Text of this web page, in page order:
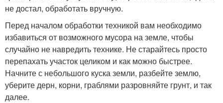
не достал, обработать вручную.
Перед началом обработки техникой вам необходимо
избавиться от возможного мусора на земле, чтобы
случайно не навредить технике. Не старайтесь просто
перепахать участок целиком и как можно быстрее.
Начните с небольшого куска земли, разбейте землю,
уберите дерн, корни, граблями разровняйте грунт, и так
далее.